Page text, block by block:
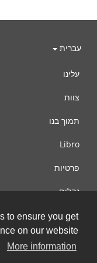
to ensure you get
on our website.
More information
עברית
עלינו
צוות
תמוך בנו
Libro
פרטיות
נהלים
צור קשר